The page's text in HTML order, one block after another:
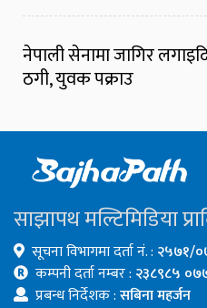
नेपाली सेनामा जागिर
ठगी, युवक पक्राउ
साझापथ मल्टिमिडिया
सूचना विभागमा दर्ता नं. : २५७१/
कम्पनी दर्ता नम्बर : २३८९८५
प्रबन्ध निर्देशक :सबिना महर्जन